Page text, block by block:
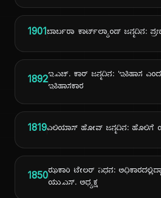
1901ಬಾರ್ಬರಾ ಕಾರ್ಟ್‌ಲ್ಯಾಂಡ್ ಜನ್ಮದಿನ:
1892ಇ.ಎಚ್. ಕಾರ್ ಜನ್ಮದಿನ: 'ಇತಿಹಾಸ
ಇತಿಹಾಸಕಾರ
1819ಎಲಿಯಾಸ್ ಹೋವ್ ಜನ್ಮದಿನ: ಹೊಲಿಗೆ
1850ಝಕಾರಿ ಟೇಲರ್ ನಿಧನ:
ಯು.ಎಸ್. ಅಧ್ಯಕ್ಷ